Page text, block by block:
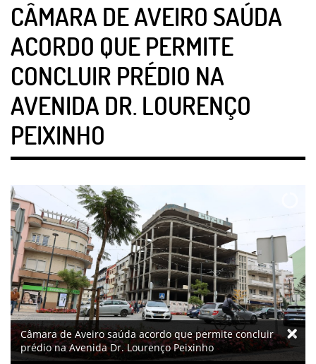
CÂMARA DE AVEIRO SAÚDA
ACORDO QUE PERMITE
CONCLUIR PRÉDIO NA
AVENIDA DR. LOURENÇO
PEIXINHO
Câmara de Aveiro saúda acordo que permite concluir
prédio na Avenida Dr. Lourenço Peixinho